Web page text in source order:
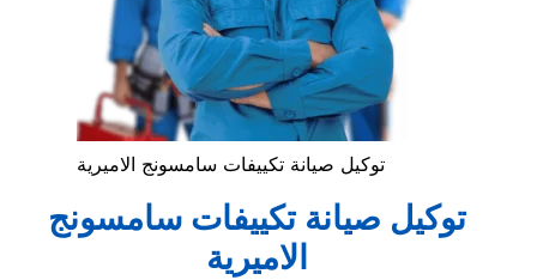
توكيل صيانة تكييفات سامسونج الاميرية
توكيل صيانة تكييفات سامسونج
الاميرية